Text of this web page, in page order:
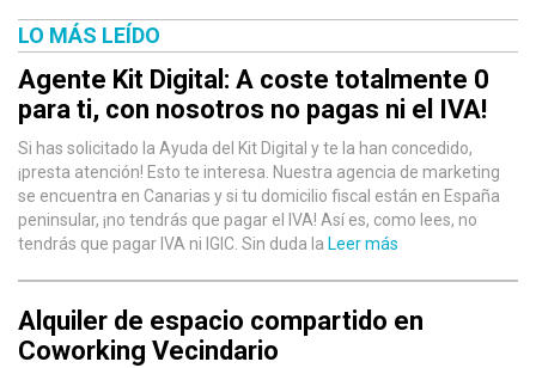
LO MÁS LEÍDO
Agente Kit Digital: A coste totalmente 0
para ti, con nosotros no pagas ni el IVA!
Si has solicitado la Ayuda del Kit Digital y te la han concedido,
¡presta atención! Esto te interesa. Nuestra agencia de marketing
se encuentra en Canarias y si tu domicilio fiscal están en España
peninsular, ¡no tendrás que pagar el IVA! Así es, como lees, no
tendrás que pagar IVA ni IGIC. Sin duda la Leer más
Alquiler de espacio compartido en
Coworking Vecindario